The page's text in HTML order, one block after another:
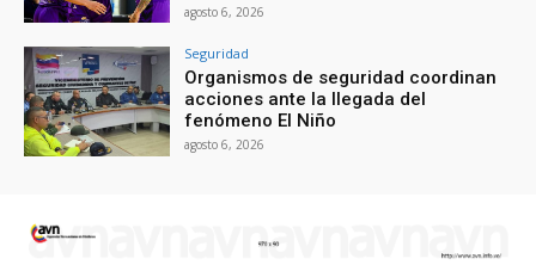
agosto 6, 2026
Seguridad
Organismos de seguridad coordinan
acciones ante la llegada del
fenómeno El Niño
agosto 6, 2026